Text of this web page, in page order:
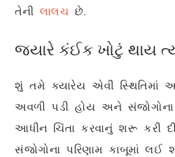
તેની લાલચ છે.
જ્યારે કંઈક ખોટું થાય
શું તમે ક્યારેય એવી સ્થિતિમાં
અવળી પડી હોય અને સંજોગોના
આધીન ચિંતા કરવાનું શરૂ કરી
સંજોગોના પરિણામ કાબૂમાં લઈ